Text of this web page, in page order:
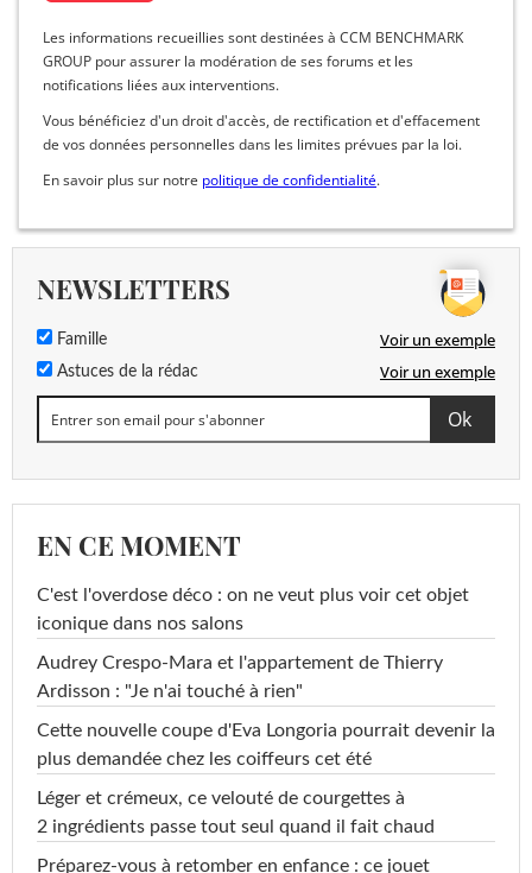
Les informations recueillies sont destinées à CCM BENCHMARK
GROUP pour assurer la modération de ses forums et les
notifications liées aux interventions.
Vous bénéficiez d'un droit d'accès, de rectification et d'effacement
de vos données personnelles dans les limites prévues par la loi.
En savoir plus sur notre politique de confidentialité.
NEWSLETTERS
Famille Voir un exemple
Astuces de la rédac Voir un exemple
EN CE MOMENT
C'est l'overdose déco : on ne veut plus voir cet objet
iconique dans nos salons
Audrey Crespo-Mara et l'appartement de Thierry
Ardisson : "Je n'ai touché à rien"
Cette nouvelle coupe d'Eva Longoria pourrait devenir la
plus demandée chez les coiffeurs cet été
Léger et crémeux, ce velouté de courgettes à
2 ingrédients passe tout seul quand il fait chaud
Préparez-vous à retomber en enfance : ce jouet